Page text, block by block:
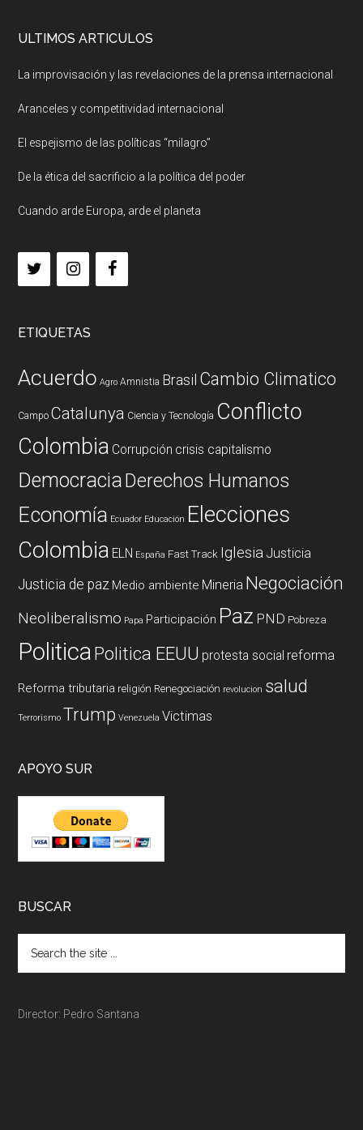
ULTIMOS ARTICULOS
La improvisación y las revelaciones de la prensa internacional
Aranceles y competitividad internacional
El espejismo de las políticas “milagro”
De la ética del sacrificio a la política del poder
Cuando arde Europa, arde el planeta
ETIQUETAS
Acuerdo Agro Amnistia Brasil Cambio Climatico
Campo Catalunya Ciencia y Tecnología Conflicto
Colombia Corrupción crisis capitalismo
DemocraciaDerechos Humanos
Economía Ecuador Educación Elecciones
Colombia ELN España Fast Track Iglesia Justicia
Justicia de paz Medio ambiente Mineria Negociación
Neoliberalismo Papa Participación Paz PND Pobreza
PoliticaPolitica EEUU protesta social reforma
Reforma tributaria religión Renegociación revolucion salud
Terrorismo Trump Venezuela Victimas
APOYO SUR
BUSCAR
Director: Pedro Santana